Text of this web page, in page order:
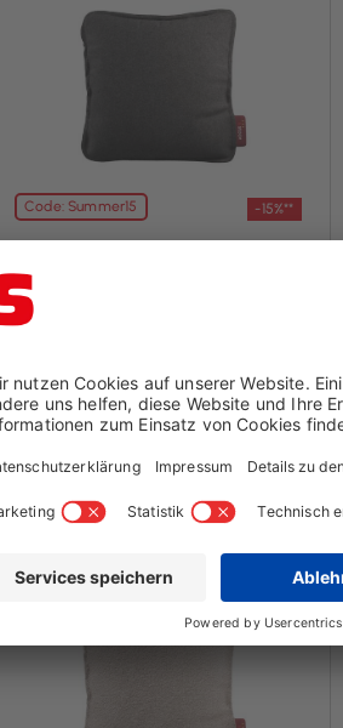
Code: Summer15 -15%**
Wärmekissen Ploov S3 - Flex
BxT: 45x45 cm
84,96 € mit Coupon**
99,95 €